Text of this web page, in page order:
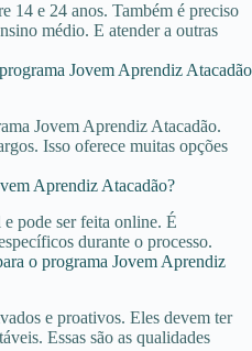
14 e 24 anos. Também é preciso
médio. E atender a outras
Jovem Aprendiz Atacadão
Jovem Aprendiz Atacadão.
Isso oferece muitas opções
Aprendiz Atacadão?
pode ser feita online. É
durante o processo.
o programa Jovem Aprendiz
e proativos. Eles devem ter
Essas são as qualidades